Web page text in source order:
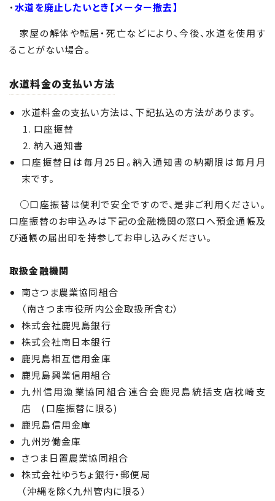
・水道を廃止したいとき【メーター撤去】
家屋の解体や転居・死亡などにより、今後、水道を使用す
ることがない場合。
水道料金の支払い方法
水道料金の支払い方法は、下記払込の方法があります。
口座振替
納入通知書
口座振替日は毎月 25 日。納入通知書の納期限は毎月月
末です。
○口座振替は便利で安全ですので、是非ご利用ください。
口座振替のお申込みは下記の金融機関の窓口へ預金通帳及
び通帳の届出印を持参してお申し込みください。
取扱金融機関
南さつま農業協同組合
（南さつま市役所内公金取扱所含む）
株式会社鹿児島銀行
株式会社南日本銀行
鹿児島相互信用金庫
鹿児島興業信用組合
九州信用漁業協同組合連合会鹿児島統括支店枕崎支
店 (口座振替に限る)
鹿児島信用金庫
九州労働金庫
さつま日置農業協同組合
株式会社ゆうちょ銀行・郵便局
（沖縄を除く九州管内に限る）